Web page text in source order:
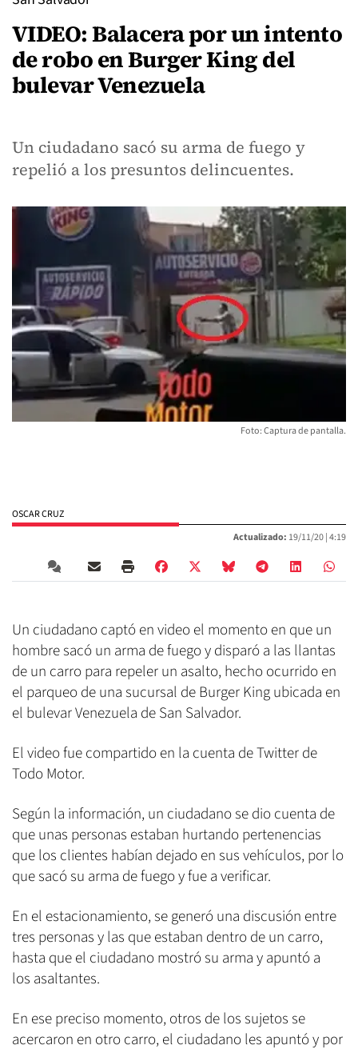
VIDEO: Balacera por un intento
de robo en Burger King del
bulevar Venezuela
Un ciudadano sacó su arma de fuego y
repelió a los presuntos delincuentes.
Foto: Captura de pantalla.
OSCAR CRUZ
Actualizado: 19/11/20 |4:19
Un ciudadano captó en video el momento en que un
hombre sacó un arma de fuego y disparó a las llantas
de un carro para repeler un asalto, hecho ocurrido en
el parqueo de una sucursal de Burger King ubicada en
el bulevar Venezuela de San Salvador.
El video fue compartido en la cuenta de Twitter de
Todo Motor.
Según la información, un ciudadano se dio cuenta de
que unas personas estaban hurtando pertenencias
que los clientes habían dejado en sus vehículos, por lo
que sacó su arma de fuego y fue a verificar.
En el estacionamiento, se generó una discusión entre
tres personas y las que estaban dentro de un carro,
hasta que el ciudadano mostró su arma y apuntó a
los asaltantes.
En ese preciso momento, otros de los sujetos se
acercaron en otro carro, el ciudadano les apuntó y por